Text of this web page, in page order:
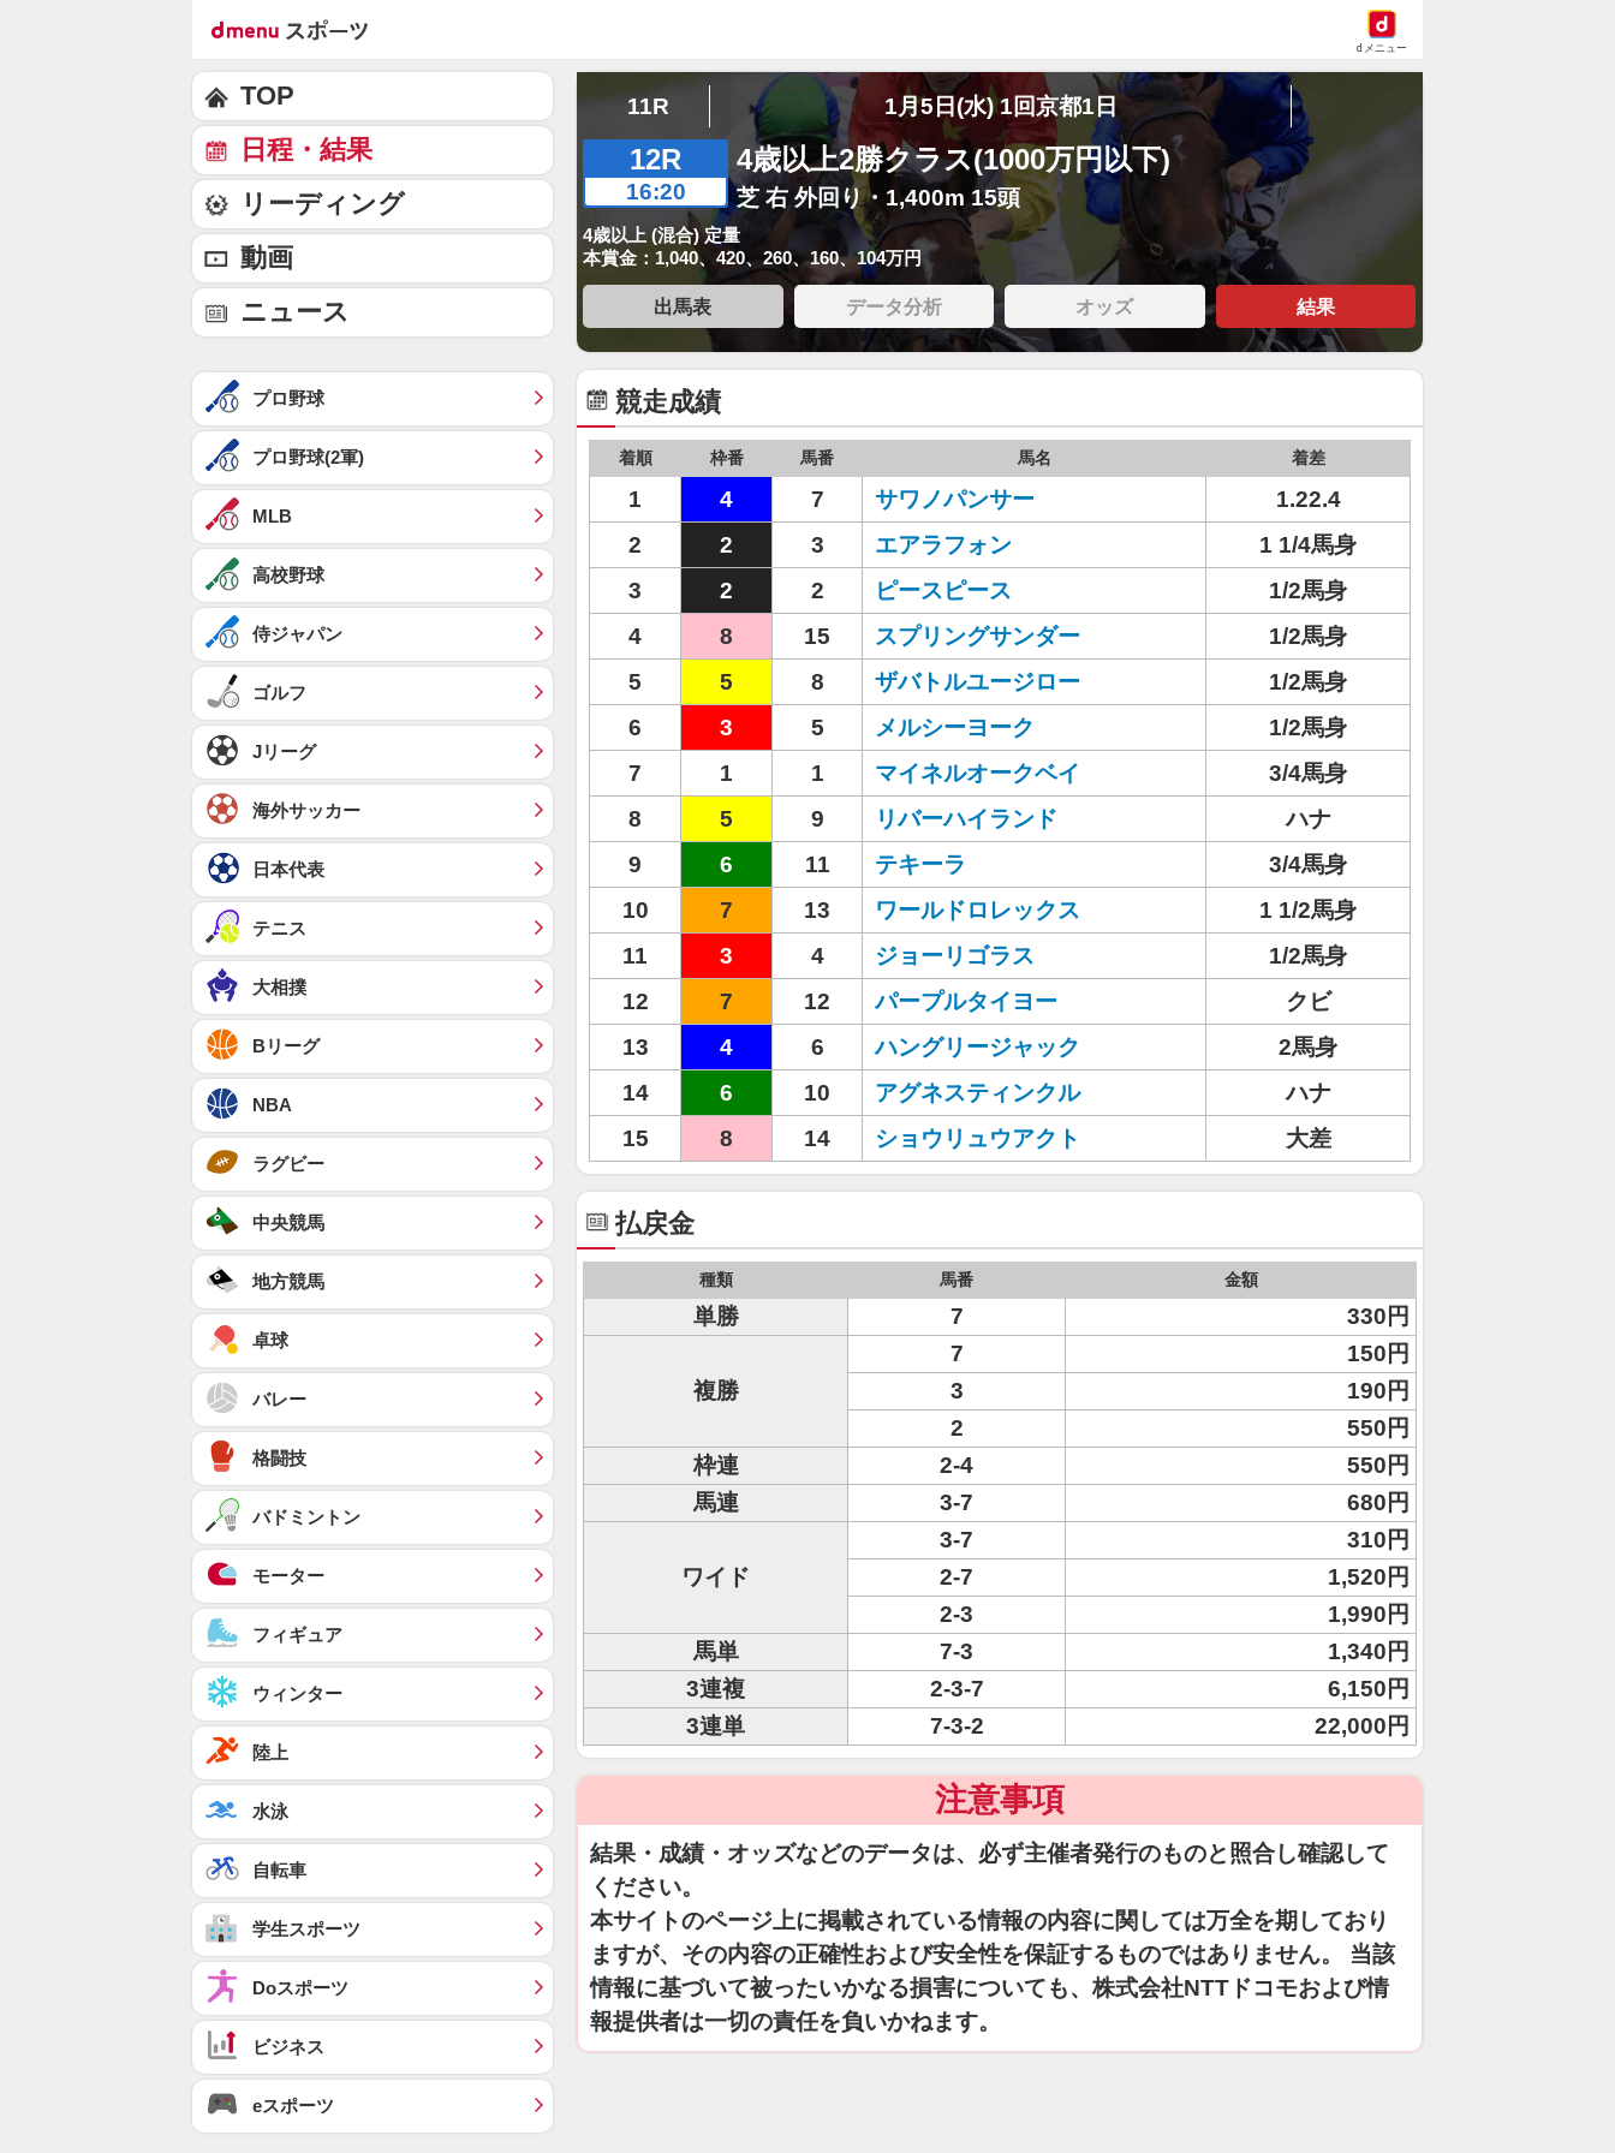
dメニュー
11R 1月5日(水) 1回京都1日
12R
16:20
4歳以上2勝クラス(1000万円以下)
芝 右 外回り・1,400m 15頭
4歳以上 (混合) 定量
本賞金：1,040、420、260、160、104万円
出馬表 データ分析 オッズ 結果
競走成績
着順 枠番 馬番 馬名 着差
1 4 7 サワノパンサー
1.22.4
2
2 3 エアラフォン
1 1/4馬身
3
2 2 ピースピース
1/2馬身
4
8 15 スプリングサンダー
1/2馬身
5
5 8 ザバトルユージロー
1/2馬身
6
3 5 メルシーヨーク
1/2馬身
7
1 1 マイネルオークベイ
3/4馬身
8
5 9 リバーハイランド
ハナ
9
6 11 テキーラ
3/4馬身
10
7 13 ワールドロレックス
1 1/2馬身
11
3 4 ジョーリゴラス
1/2馬身
12
7 12 パープルタイヨー
クビ
13
4 6 ハングリージャック
2馬身
14
6 10 アグネスティンクル
ハナ
15
8 14 ショウリュウアクト 大差
払戻金
種類 馬番 金額
単勝 7 330円
複勝
7
150円
3
190円
2
550円
枠連
2-4
550円
馬連
3-7 680円
ワイド
3-7
310円
2-7
1,520円
2-3
1,990円
馬単
7-3
1,340円
3連複
2-3-7
6,150円
3連単
7-3-2 22,000円
注意事項
結果・成績・オッズなどのデータは、必ず主催者発行のものと照合し確認して
ください。
本サイトのページ上に掲載されている情報の内容に関しては万全を期しており
ますが、その内容の正確性および安全性を保証するものではありません。 当該
情報に基づいて被ったいかなる損害についても、株式会社NTTドコモおよび情
報提供者は一切の責任を負いかねます。
TOP
日程・結果
リーディング
動画
ニュース
プロ野球
プロ野球(2軍)
MLB
高校野球
侍ジャパン
ゴルフ
Jリーグ
海外サッカー
日本代表
テニス
大相撲
Bリーグ
NBA
ラグビー
中央競馬
地方競馬
卓球
バレー
格闘技
バドミントン
モーター
フィギュア
ウィンター
陸上
水泳
自転車
学生スポーツ
Doスポーツ
ビジネス
eスポーツ